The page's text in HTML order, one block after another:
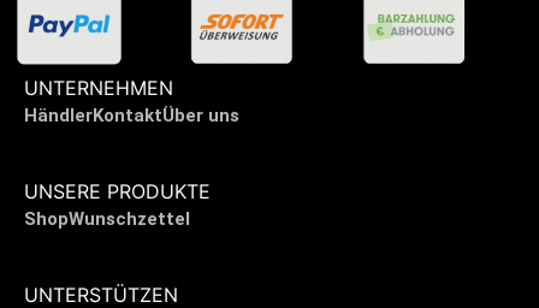
UNTERNEHMEN
HändlerKontaktÜber uns
UNSERE PRODUKTE
ShopWunschzettel
UNTERSTÜTZEN